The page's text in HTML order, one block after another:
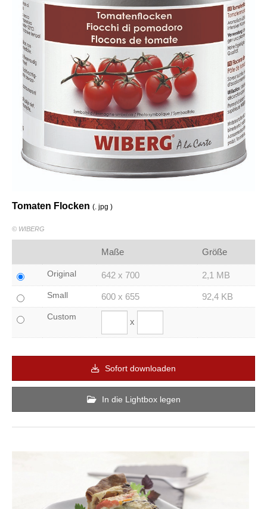
Tomaten Flocken (. jpg )
© WIBERG
Maße Größe
Original 642 x 700 2,1 MB
Small 600 x 655 92,4 KB
Custom x
Sofort downloaden
In die Lightbox legen